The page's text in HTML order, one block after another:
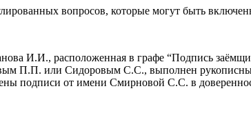
вопросов, которые могут быть
И.И., расположенная в графе “Подпись
П.П. или Сидоровым С.С., выполнен рукописный
подписи от имени Смирновой С.С. в